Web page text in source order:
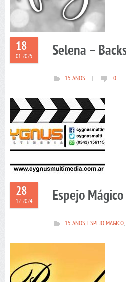
18
01 2025 Selena –
15 AÑOS 0
28
12 2024 Espejo
15 AÑOS,ESPEJO MAGICO,